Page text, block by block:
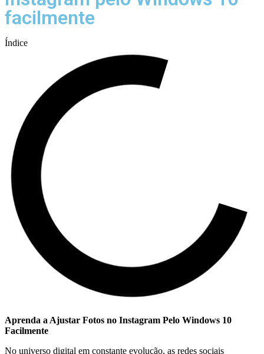
facilmente
Índice
Aprenda a Ajustar Fotos⁢ no Instagram Pelo⁣ Windows ⁢10
Facilmente
No universo digital em constante evolução,​ as redes sociais